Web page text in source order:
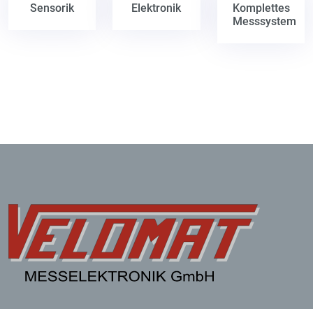
Sensorik Elektronik
Komplettes
Messsystem